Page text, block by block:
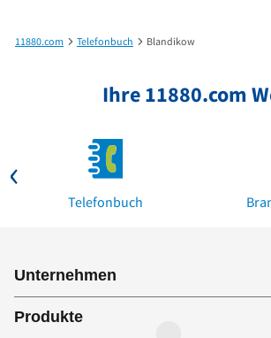
11880.com Telefonbuch Blandikow
Ihre 11880.com
Telefonbuch
Unternehmen
Produkte